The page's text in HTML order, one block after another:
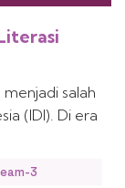
salah
(IDI). Di era
3